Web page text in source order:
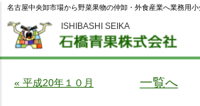
ISHIBASHI SEIKA
名古屋中央卸市場から野菜果物の仲卸・外食産業へ業務用小
« 平成20年１０月 一覧へ